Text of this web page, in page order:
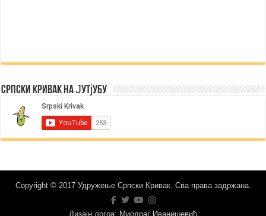
Српски Кривак на Јутјубу
Copyright © 2017 Удружење Српски Кривак. Сва права задржана.
Дизајн логоа: Миодраг Иванишевић